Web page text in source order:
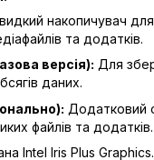
накопичувач для
та додатків.
версія): Для
даних.
Додатковий
файлів та додатків.
Intel Iris Plus